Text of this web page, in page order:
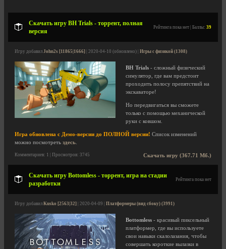
Скачать игру BH Trials - торрент, полная
версия
Рейтинга пока нет | Баллы: 39
Игру добавил John2s [11865|1666] | 2020-04-10 (обновлено) | Игры с физикой (1308)
BH Trials - сложный физический
симулятор, где вам предстоит
проходить полосу препятствий на
экскаваторе!
Но передвигаться вы сможете
только с помощью механической
руки с ковшом.
Игра обновлена с Демо-версии до ПОЛНОЙ версии! Список изменений
можно посмотреть здесь
Скачать игру (367.71 Мб.)
Комментариев: 1 | Просмотров: 3745
Скачать игру Bottomless - торрент, игра на стадии
разработки
Рейтинга пока нет
Игру добавил Kusko [2563|32] | 2020-04-09 | Платформеры (вид сбоку) (3991)
Bottomless - красивый пиксельный
платформер, где вы используете
свои навыки скалолазания, чтобы
совершать короткие вылазки в